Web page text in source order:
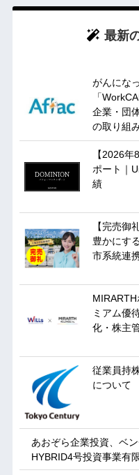
最新
がんにな
「
企業・団
の取り組
【2026
ポート｜
績
【完売御
豊かにす
市系統連
ミアム優
化・株主
従業員持
について
あおぞら企業投資、ベ
HYBRID4号投資事業有